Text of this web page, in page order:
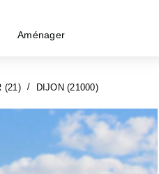
Aménager
(21) DIJON (21000)